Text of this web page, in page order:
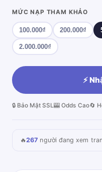
MỨC NẠP THAM KHẢO
100.000₫ 200.000₫
2.000.000₫
⚡
🔒 Bảo Mật SSL🎰 Odds Cao🔄
🔥267 người đang xem